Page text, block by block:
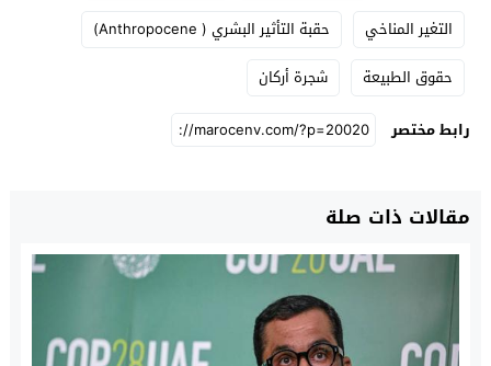
التغير المناخي
حقبة التأثير البشري ( Anthropocene)
حقوق الطبيعة
شجرة أركان
رابط مختصر
مقالات ذات صلة